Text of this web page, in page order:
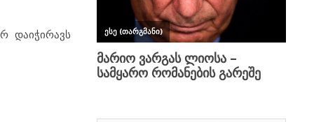
დაიჭირავს